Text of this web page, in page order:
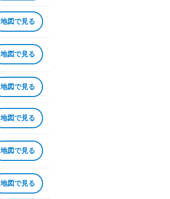
地図で見る
地図で見る
地図で見る
地図で見る
地図で見る
地図で見る